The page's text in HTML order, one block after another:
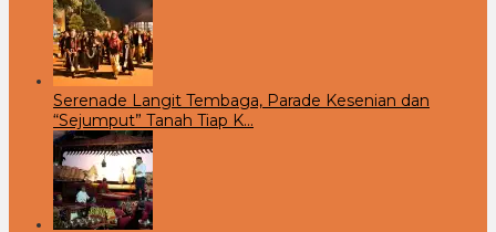
Serenade Langit Tembaga, Parade Kesenian dan
“Sejumput” Tanah Tiap K…